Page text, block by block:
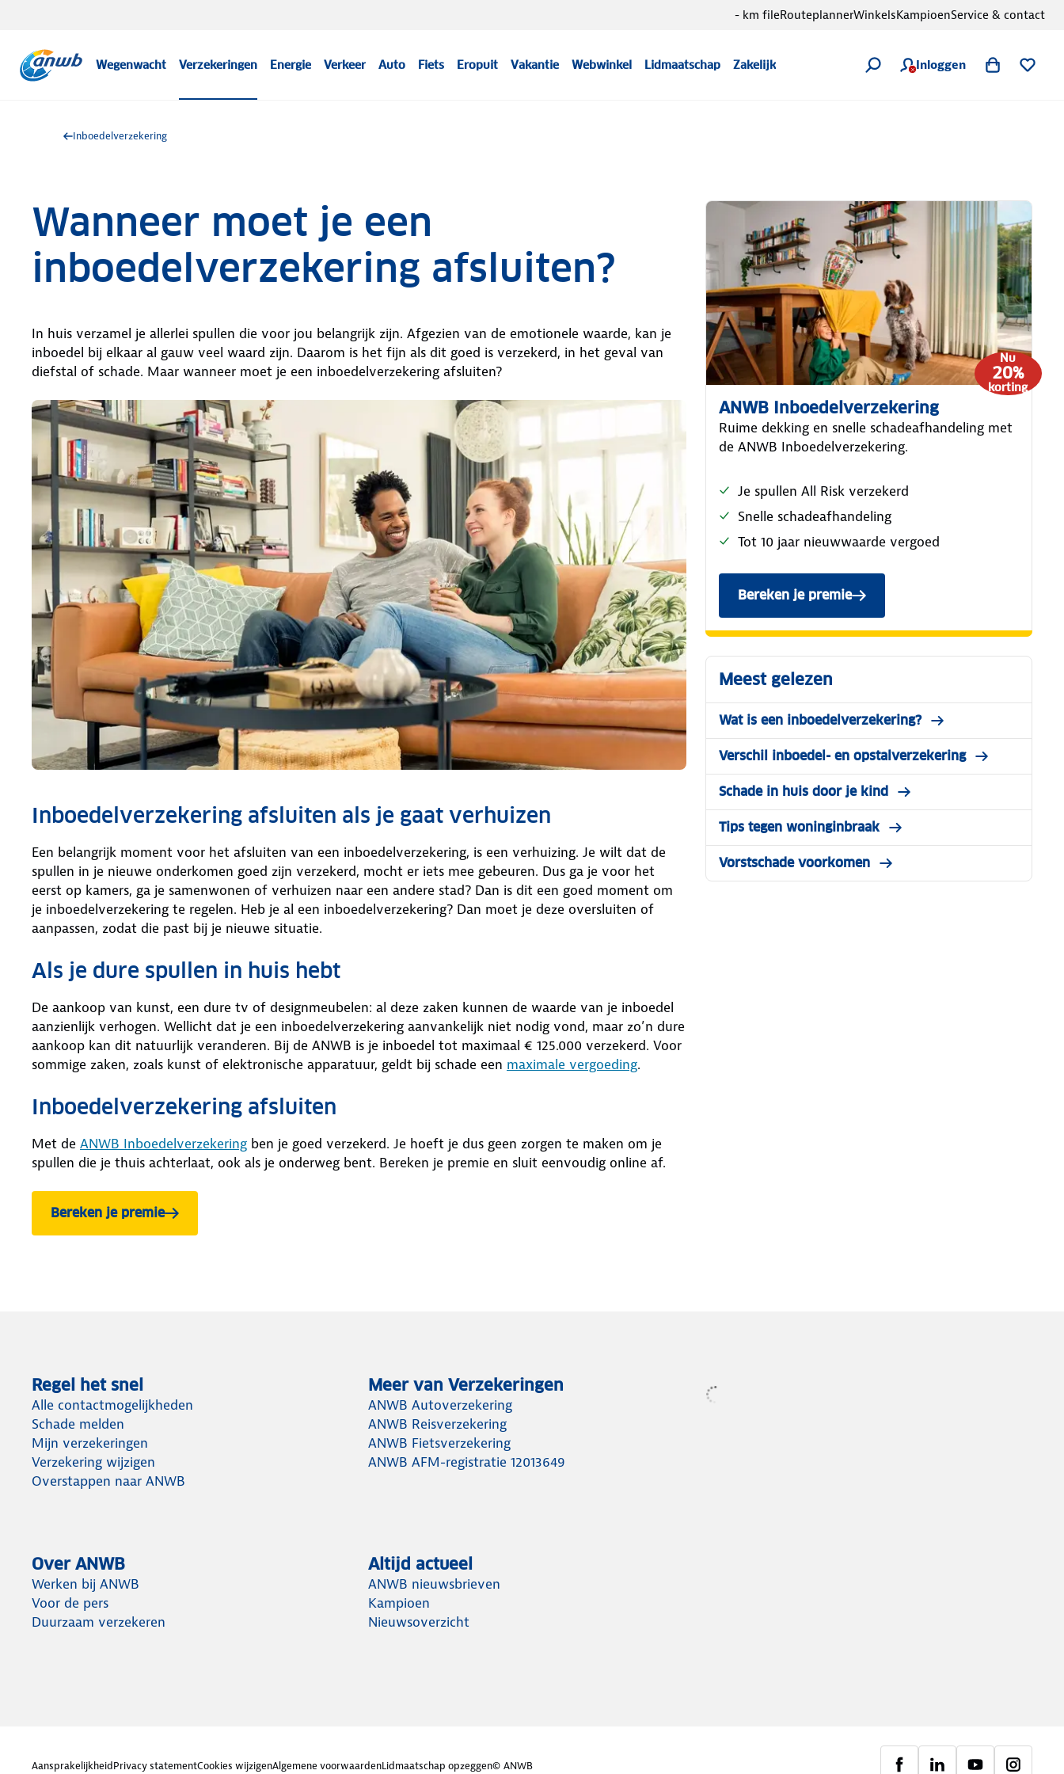
Wegenwacht Verzekeringen Energie Verkeer Auto Fiets Eropuit Vakantie Webwinkel Lidmaatschap Zakelijk Inloggen
- km fileRouteplannerWinkelsKampioenService & contact
Inboedelverzekering
Wanneer moet je een
inboedelverzekering afsluiten?
In huis verzamel je allerlei spullen die voor jou belangrijk zijn. Afgezien van de emotionele waarde, kan je
inboedel bij elkaar al gauw veel waard zijn. Daarom is het fijn als dit goed is verzekerd, in het geval van
diefstal of schade. Maar wanneer moet je een inboedelverzekering afsluiten?
Inboedelverzekering afsluiten als je gaat verhuizen
Een belangrijk moment voor het afsluiten van een inboedelverzekering, is een verhuizing. Je wilt dat de
spullen in je nieuwe onderkomen goed zijn verzekerd, mocht er iets mee gebeuren. Dus ga je voor het
eerst op kamers, ga je samenwonen of verhuizen naar een andere stad? Dan is dit een goed moment om
je inboedelverzekering te regelen. Heb je al een inboedelverzekering? Dan moet je deze oversluiten of
aanpassen, zodat die past bij je nieuwe situatie.
Als je dure spullen in huis hebt
De aankoop van kunst, een dure tv of designmeubelen: al deze zaken kunnen de waarde van je inboedel
aanzienlijk verhogen. Wellicht dat je een inboedelverzekering aanvankelijk niet nodig vond, maar zo’n dure
aankoop kan dit natuurlijk veranderen. Bij de ANWB is je inboedel tot maximaal € 125.000 verzekerd. Voor
sommige zaken, zoals kunst of elektronische apparatuur, geldt bij schade een maximale vergoeding.
Inboedelverzekering afsluiten
Met de ANWB Inboedelverzekering ben je goed verzekerd. Je hoeft je dus geen zorgen te maken om je
spullen die je thuis achterlaat, ook als je onderweg bent. Bereken je premie en sluit eenvoudig online af.
Bereken je premievan de ANWB Inboedelverzekering.
Nu
20%
korting
ANWB Inboedelverzekering
Ruime dekking en snelle schadeafhandeling met
de ANWB Inboedelverzekering.
Je spullen All Risk verzekerd
Snelle schadeafhandeling
Tot 10 jaar nieuwwaarde vergoed
Bereken je premievan de ANWB Inboedelverzekering.
Meest gelezen
Wat is een inboedelverzekering?
Verschil inboedel- en opstalverzekering
Schade in huis door je kind
Tips tegen woninginbraak
Vorstschade voorkomen
Regel het snel
Alle contactmogelijkheden
Schade melden
Mijn verzekeringen
Verzekering wijzigen
Overstappen naar ANWB
Meer van Verzekeringen
ANWB Autoverzekering
ANWB Reisverzekering
ANWB Fietsverzekering
ANWB AFM-registratie 12013649
Over ANWB
Werken bij ANWB
Voor de pers
Duurzaam verzekeren
Altijd actueel
ANWB nieuwsbrieven
Kampioen
Nieuwsoverzicht
AansprakelijkheidPrivacy statementCookies wijzigenAlgemene voorwaardenLidmaatschap opzeggen© ANWB